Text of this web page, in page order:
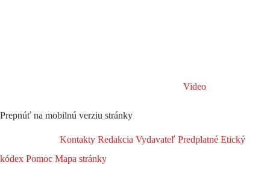
Video
Prepnúť na mobilnú verziu stránky
Kontakty Redakcia Vydavateľ Predplatné Etický
kódex Pomoc Mapa stránky